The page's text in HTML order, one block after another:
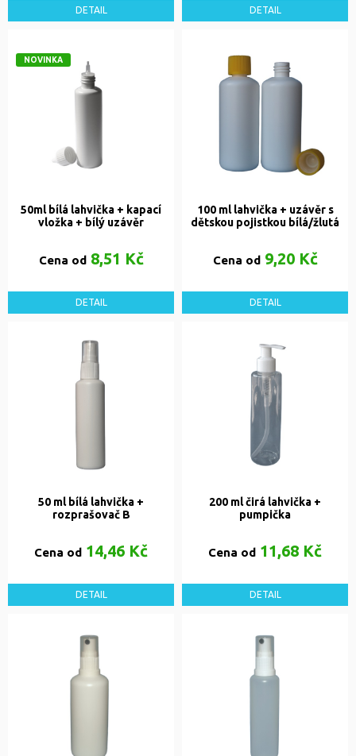
DETAIL DETAIL
NOVINKA
50ml bílá lahvička + kapací
vložka + bílý uzávěr
Cena od8,51 Kč
DETAIL
100 ml lahvička + uzávěr s
dětskou pojistkou bílá/žlutá
Cena od9,20 Kč
DETAIL
50 ml bílá lahvička +
rozprašovač B
Cena od 14,46 Kč
DETAIL
200 ml čirá lahvička +
pumpička
Cena od 11,68 Kč
DETAIL